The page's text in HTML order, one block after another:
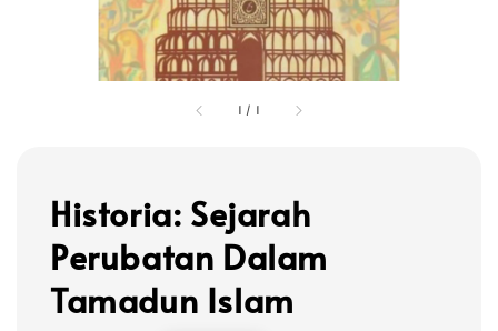
1 / 1
Historia: Sejarah
Perubatan Dalam
Tamadun Islam